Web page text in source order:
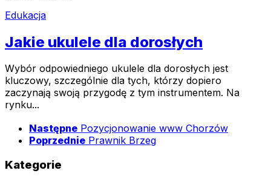
Edukacja
Jakie ukulele dla dorosłych
Wybór odpowiedniego ukulele dla dorosłych jest
kluczowy, szczególnie dla tych, którzy dopiero
zaczynają swoją przygodę z tym instrumentem. Na
rynku...
Następne Pozycjonowanie www Chorzów
Poprzednie Prawnik Brzeg
Kategorie